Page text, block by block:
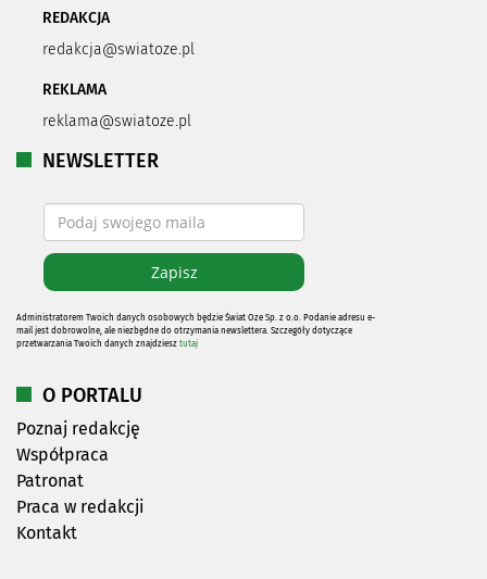
REDAKCJA
redakcja@swiatoze.pl
REKLAMA
reklama@swiatoze.pl
NEWSLETTER
Administratorem Twoich danych osobowych będzie Świat Oze Sp. z o.o. Podanie adresu e-
mail jest dobrowolne, ale niezbędne do otrzymania newslettera. Szczegóły dotyczące
przetwarzania Twoich danych znajdziesz tutaj
O PORTALU
Poznaj redakcję
Współpraca
Patronat
Praca w redakcji
Kontakt